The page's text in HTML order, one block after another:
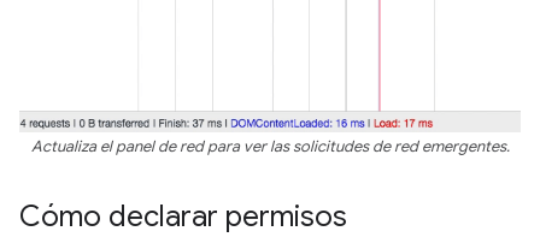
Actualiza el panel de red para ver las solicitudes de red emergentes.
Cómo declarar permisos